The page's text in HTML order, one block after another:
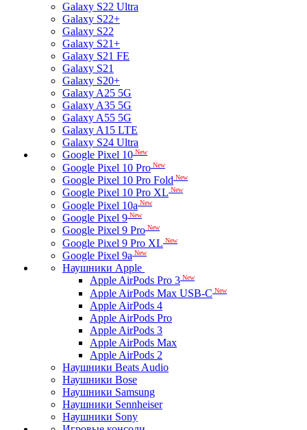
Galaxy S22 Ultra
Galaxy S22+
Galaxy S22
Galaxy S21+
Galaxy S21 FE
Galaxy S21
Galaxy S20+
Galaxy A25 5G
Galaxy A35 5G
Galaxy A55 5G
Galaxy A15 LTE
Galaxy S24 Ultra
Google Pixel 10 New
Google Pixel 10 Pro New
Google Pixel 10 Pro Fold New
Google Pixel 10 Pro XL New
Google Pixel 10a New
Google Pixel 9 New
Google Pixel 9 Pro New
Google Pixel 9 Pro XL New
Google Pixel 9a New
Наушники Apple
Apple AirPods Pro 3 New
Apple AirPods Max USB-C New
Apple AirPods 4
Apple AirPods Pro
Apple AirPods 3
Apple AirPods Max
Apple AirPods 2
Наушники Beats Audio
Наушники Bose
Наушники Samsung
Наушники Sennheiser
Наушники Sony